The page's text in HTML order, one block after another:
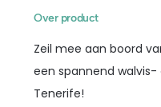
Over product
Zeil mee aan boord
een spannend
Tenerife!